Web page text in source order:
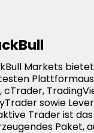
Markets
cTrader,
sowie
Trader ist
Paket,